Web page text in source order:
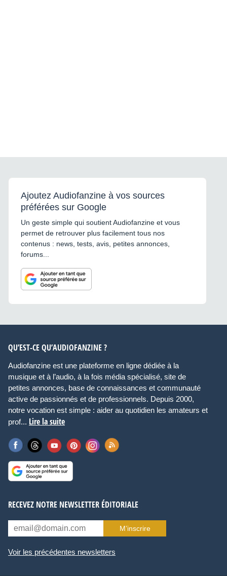
Ajoutez Audiofanzine à vos sources
préférées sur Google
Un geste simple qui soutient Audiofanzine et vous
permet de retrouver plus facilement tous nos
contenus : news, tests, avis, petites annonces,
forums...
QU’EST-CE QU’AUDIOFANZINE ?
Audiofanzine est une plateforme en ligne dédiée à la
musique et à l’audio, à la fois média spécialisé, site de
petites annonces, base de connaissances et communauté
active de passionnés et de professionnels. Depuis 2000,
notre vocation est simple : aider au quotidien les amateurs et
prof... Lire la suite
RECEVEZ NOTRE NEWSLETTER ÉDITORIALE
M’inscrire
Voir les précédentes newsletters